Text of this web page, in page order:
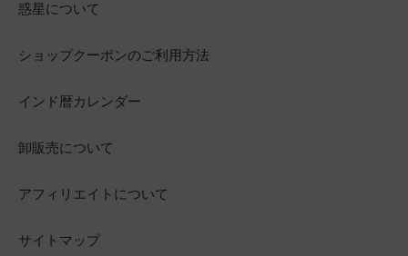
惑星について
ショップクーポンのご利用方法
インド暦カレンダー
卸販売について
アフィリエイトについて
サイトマップ